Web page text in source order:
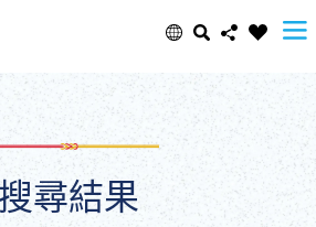
Language
this page
搜尋結果